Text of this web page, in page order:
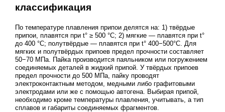
классификация
По температуре плавления припои делятся на: 1) твёрдые
припои, плавятся при t° ≥ 500 °C; 2) мягкие — плавятся при t°
до 400 °C; полутвёрдые — плавятся при t° 400−500°С. Для
мягких и полутвёрдых припоев предел прочности составляет
50−70 МПа. Пайка производится паяльником или погружением
соединяемых деталей в жидкий припой. У твёрдых припоев
предел прочности до 500 МПа, пайку проводят
электроконтактным методом, медными либо графитовыми
электродами или же с помощью автогена. Выбирая припой,
необходимо кроме температуры плавления, учитывать, а тип
сплавов и габариты соединяемых фрагментов.